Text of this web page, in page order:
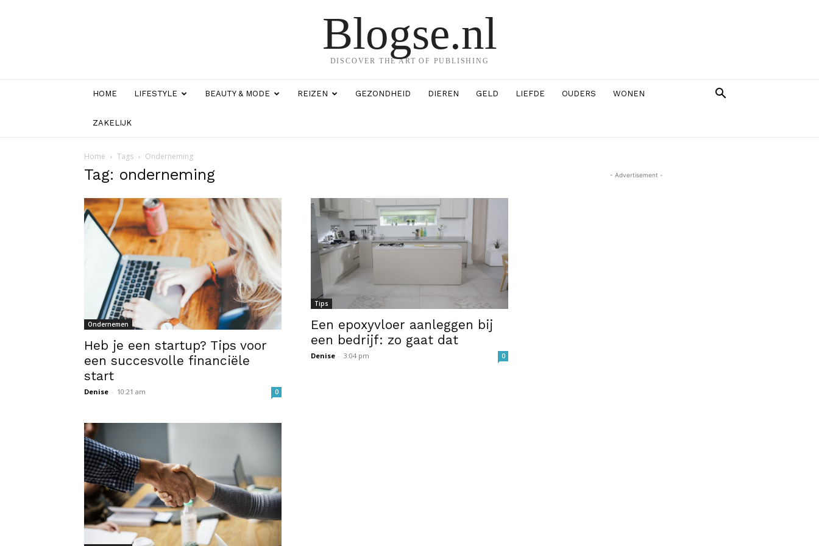
Blogse.nl
DISCOVER THE ART OF PUBLISHING
HOME LIFESTYLE BEAUTY & MODE REIZEN GEZONDHEID DIEREN GELD LIEFDE OUDERS WONEN
ZAKELIJK
Home Tags Onderneming
Tag: onderneming
Ondernemen
Heb je een startup? Tips voor
een succesvolle financiële
start
Denise - 10:21 am 0
Tips
Een epoxyvloer aanleggen bij
een bedrijf: zo gaat dat
Denise - 3:04 pm 0
- Advertisement -